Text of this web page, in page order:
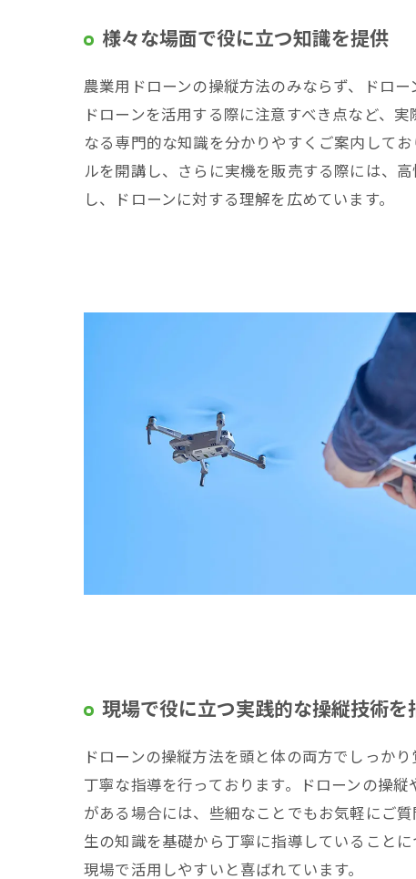
様々な場面で役に立つ知識を提供
農業用ドローンの操縦方法のみならず、ドロ
ドローンを活用する際に注意すべき点など、
なる専門的な知識を分かりやすくご案内して
ルを開講し、さらに実機を販売する際には、
し、ドローンに対する理解を広めています。
現場で役に立つ実践的な操縦技術を
ドローンの操縦方法を頭と体の両方でしっか
丁寧な指導を行っております。ドローンの操
がある場合には、些細なことでもお気軽にご
生の知識を基礎から丁寧に指導していること
現場で活用しやすいと喜ばれています。